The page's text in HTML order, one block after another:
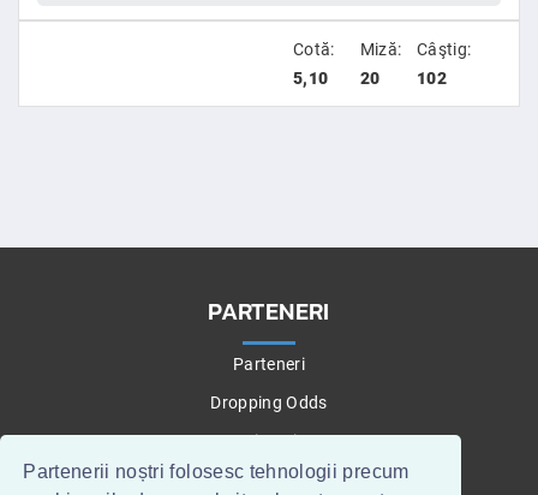
Partenerii noștri folosesc tehnologii precum
Cotă:
5,10
Miză:
20
Câştig:
102
PARTENERI
Parteneri
Dropping Odds
Betting Tips